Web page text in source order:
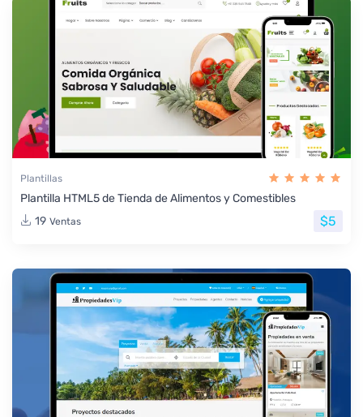
Plantillas
Plantilla HTML5 de Tienda de Alimentos y Comestibles
19 Ventas $5